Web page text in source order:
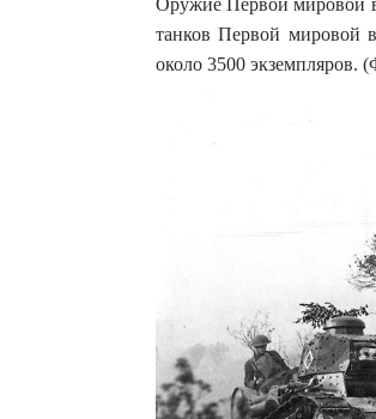
Оружие Первой мировой
танков Первой мировой
около 3500 экземпляров.